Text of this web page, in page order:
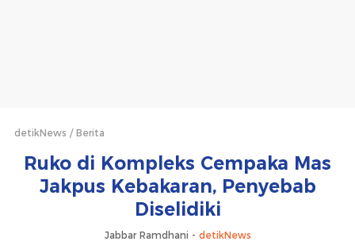
detikNews Berita
Ruko di Kompleks Cempaka Mas
Jakpus Kebakaran, Penyebab
Diselidiki
Jabbar Ramdhani - detikNews